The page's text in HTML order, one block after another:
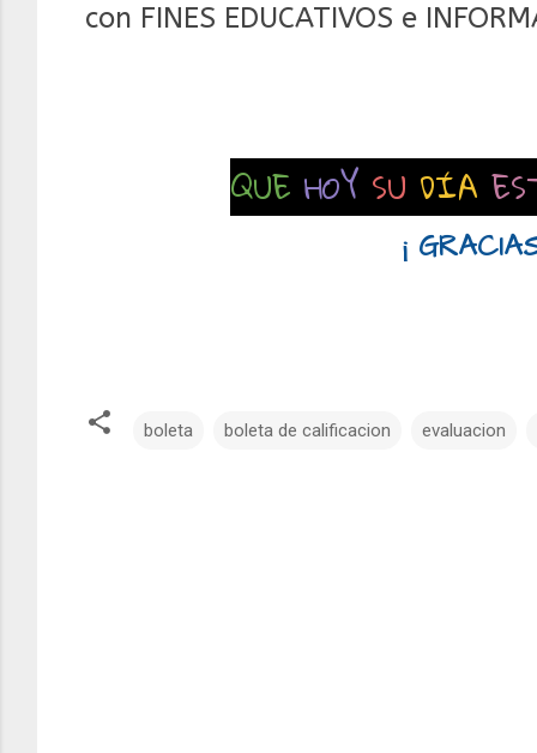
con FINES EDUCATIVOS e
QUE HOY SU DÍA
¡
boleta boleta de calificacion evaluacion